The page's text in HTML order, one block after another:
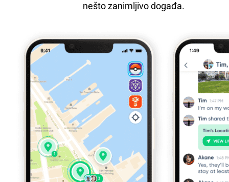
nešto zanimljivo događa.